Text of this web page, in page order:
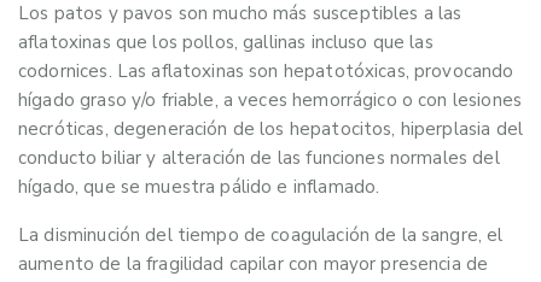
Los patos y pavos son mucho más susceptibles a las
aflatoxinas que los pollos, gallinas incluso que las
codornices. Las aflatoxinas son hepatotóxicas, provocando
hígado graso y/o friable, a veces hemorrágico o con lesiones
necróticas, degeneración de los hepatocitos, hiperplasia del
conducto biliar y alteración de las funciones normales del
hígado, que se muestra pálido e inflamado.
La disminución del tiempo de coagulación de la sangre, el
aumento de la fragilidad capilar con mayor presencia de